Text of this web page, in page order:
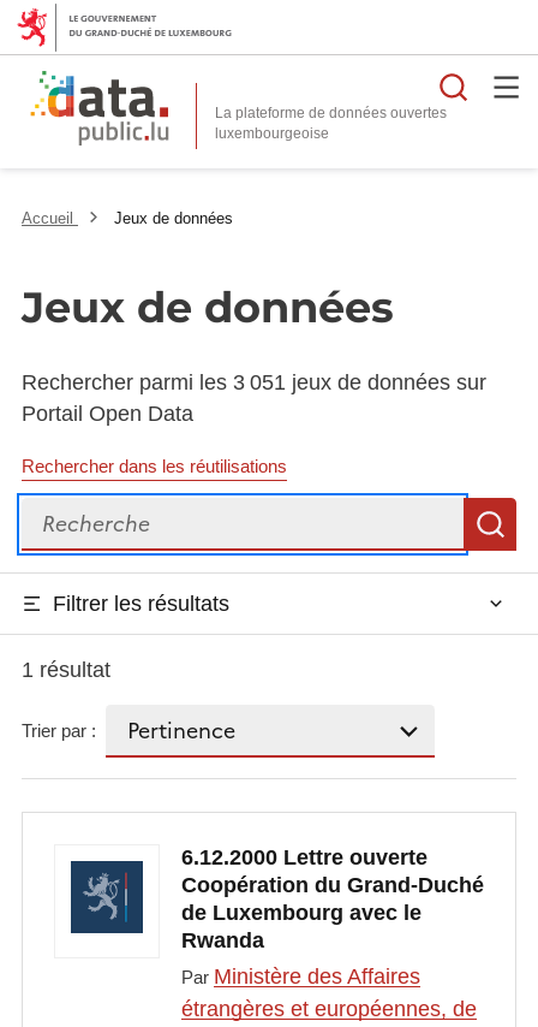
La plateforme de données ouvertes
Accueil Jeux de données
Jeux de données
Rechercher parmi les 3 051 jeux de données sur
Portail Open Data
Rechercher dans les réutilisations
Recherche
Filtrer les résultats
1 résultat
Trier par :
6.12.2000 Lettre ouverte
Coopération du Grand-Duché
de Luxembourg avec le
Rwanda
Par Ministère des Affaires
étrangères et européennes, de